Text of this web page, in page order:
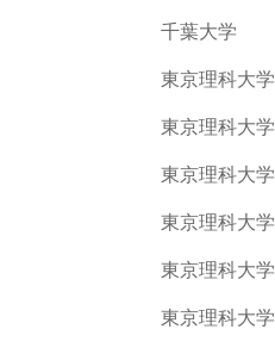
千葉大学
東京理科大学
東京理科大学
東京理科大学
東京理科大学
東京理科大学
東京理科大学